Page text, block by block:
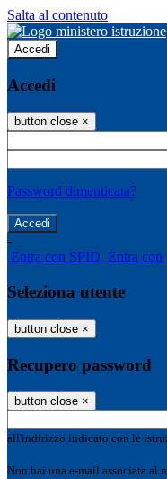
Salta al contenuto
Accedi
Accedi
button close ×
Password dimenticata?
-
Entra con SPID Entra con
Seleziona utente
button close ×
Recupero password
button close ×
all'indirizzo indicato con le
Non hai una e-mail associata al